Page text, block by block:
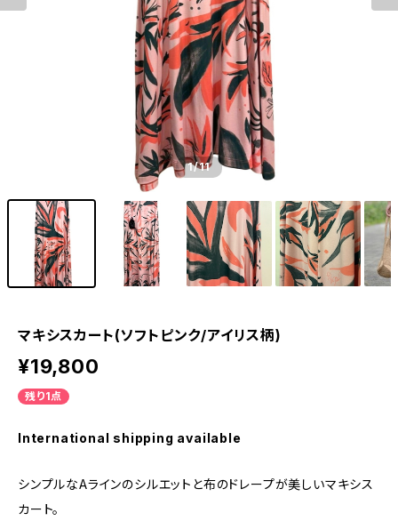
1/11
マキシスカート(ソフトピンク/アイリス柄)
¥19,800
残り1点
International shipping available
シンプルなAラインのシルエットと布のドレープが美しいマキシス
カート。